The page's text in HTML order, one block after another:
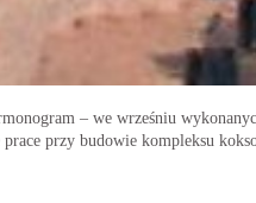
– we wrześniu
przy budowie kompleksu